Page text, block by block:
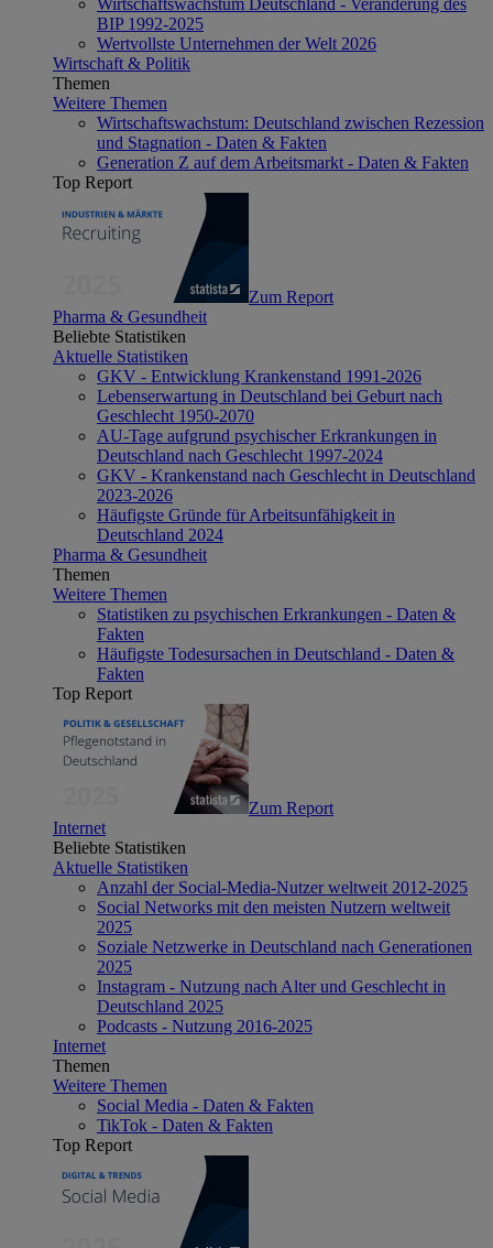
BIP 1992-2025
Wertvollste Unternehmen der Welt 2026
Wirtschaft & Politik
Themen
Weitere Themen
Wirtschaftswachstum: Deutschland zwischen Rezession
und Stagnation - Daten & Fakten
Generation Z auf dem Arbeitsmarkt - Daten & Fakten
Top Report
Zum Report
Pharma & Gesundheit
Beliebte Statistiken
Aktuelle Statistiken
GKV - Entwicklung Krankenstand 1991-2026
Lebenserwartung in Deutschland bei Geburt nach
Geschlecht 1950-2070
AU-Tage aufgrund psychischer Erkrankungen in
Deutschland nach Geschlecht 1997-2024
GKV - Krankenstand nach Geschlecht in Deutschland
2023-2026
Häufigste Gründe für Arbeitsunfähigkeit in
Deutschland 2024
Pharma & Gesundheit
Themen
Weitere Themen
Statistiken zu psychischen Erkrankungen - Daten &
Fakten
Häufigste Todesursachen in Deutschland - Daten &
Fakten
Top Report
Zum Report
Internet
Beliebte Statistiken
Aktuelle Statistiken
Anzahl der Social-Media-Nutzer weltweit 2012-2025
Social Networks mit den meisten Nutzern weltweit
2025
Soziale Netzwerke in Deutschland nach Generationen
2025
Instagram - Nutzung nach Alter und Geschlecht in
Deutschland 2025
Podcasts - Nutzung 2016-2025
Internet
Themen
Weitere Themen
Social Media - Daten & Fakten
TikTok - Daten & Fakten
Top Report